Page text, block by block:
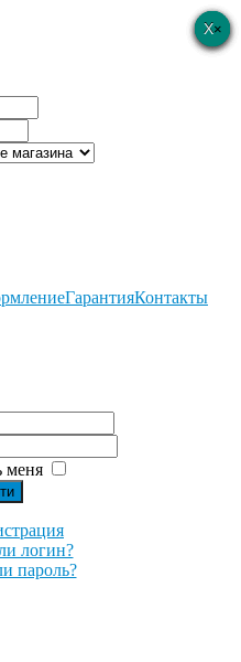
×
ГарантияКонтакты
×
меня
логин?
пароль?
×
×
×